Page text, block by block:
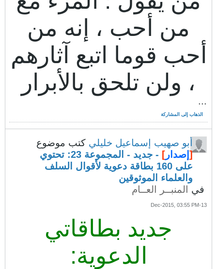
من أحب ، إنه من
أحب قوما اتبع آثارهم
، ولن تلحق بالأبرار
...
الذهاب إلى المشاركة
أبو صهيب إسماعيل خليلي كتب موضوع
[ إصدار ]
- جديد - المجموعة 23: تحتوي
على 160 بطاقة دعوية لأقوال السلف
والعلماء الموثوقين
في
المنبــر العــام
13-Dec-2015, 03:55 PM
جديد بطاقاتي
الدعوية: